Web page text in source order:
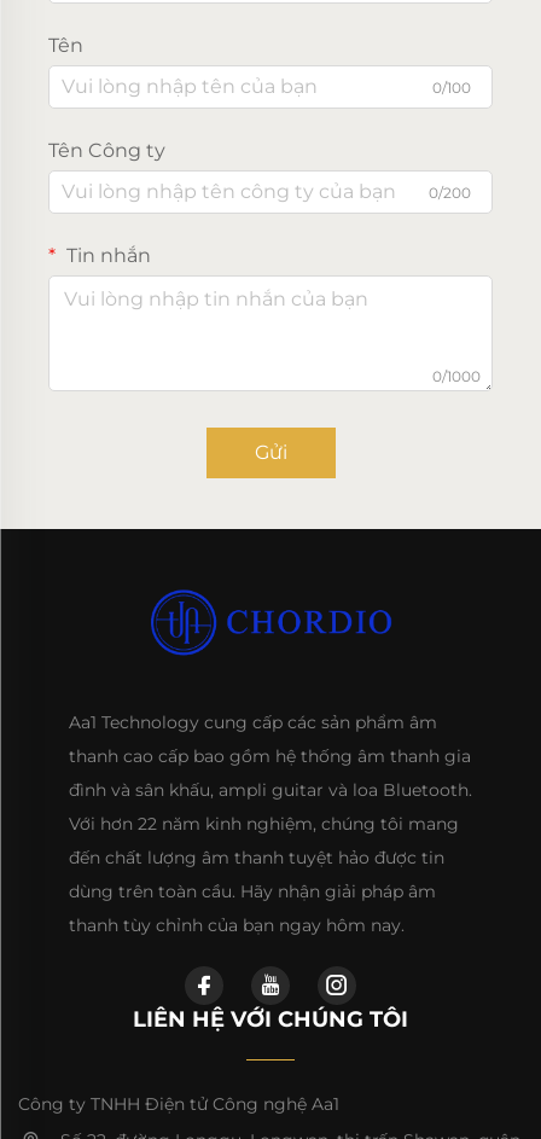
Tên
0/100
Tên Công ty
0/200
Tin nhắn
0/1000
Gửi
Aa1 Technology cung cấp các sản phẩm âm
thanh cao cấp bao gồm hệ thống âm thanh gia
đình và sân khấu, ampli guitar và loa Bluetooth.
Với hơn 22 năm kinh nghiệm, chúng tôi mang
đến chất lượng âm thanh tuyệt hảo được tin
dùng trên toàn cầu. Hãy nhận giải pháp âm
thanh tùy chỉnh của bạn ngay hôm nay.
LIÊN HỆ VỚI CHÚNG TÔI
Công ty TNHH Điện tử Công nghệ Aa1